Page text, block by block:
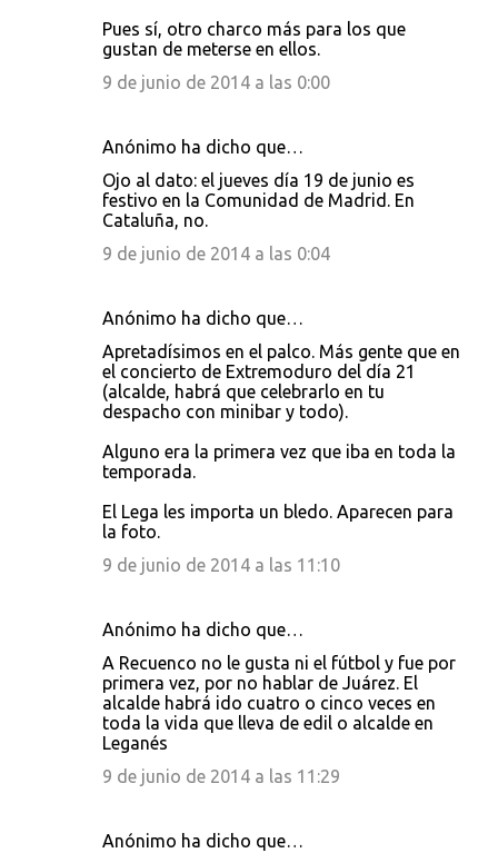
Pues sí, otro charco más para los que
gustan de meterse en ellos.
9 de junio de 2014 a las 0:00
Anónimo ha dicho que…
Ojo al dato: el jueves día 19 de junio es
festivo en la Comunidad de Madrid. En
Cataluña, no.
9 de junio de 2014 a las 0:04
Anónimo ha dicho que…
Apretadísimos en el palco. Más gente que en
el concierto de Extremoduro del día 21
(alcalde, habrá que celebrarlo en tu
despacho con minibar y todo).
Alguno era la primera vez que iba en toda la
temporada.
El Lega les importa un bledo. Aparecen para
la foto.
9 de junio de 2014 a las 11:10
Anónimo ha dicho que…
A Recuenco no le gusta ni el fútbol y fue por
primera vez, por no hablar de Juárez. El
alcalde habrá ido cuatro o cinco veces en
toda la vida que lleva de edil o alcalde en
Leganés
9 de junio de 2014 a las 11:29
Anónimo ha dicho que…